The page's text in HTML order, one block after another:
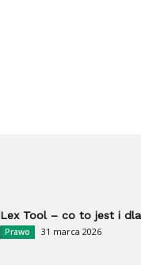
Lex Tool – co to jest i
Prawo 31 marca 2026